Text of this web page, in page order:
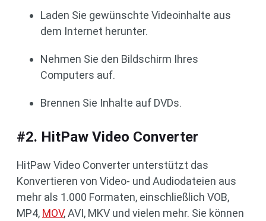
Laden Sie gewünschte Videoinhalte aus
dem Internet herunter.
Nehmen Sie den Bildschirm Ihres
Computers auf.
Brennen Sie Inhalte auf DVDs.
#2. HitPaw Video Converter
HitPaw Video Converter unterstützt das
Konvertieren von Video- und Audiodateien aus
mehr als 1.000 Formaten, einschließlich VOB,
MP4, MOV, AVI, MKV und vielen mehr. Sie können